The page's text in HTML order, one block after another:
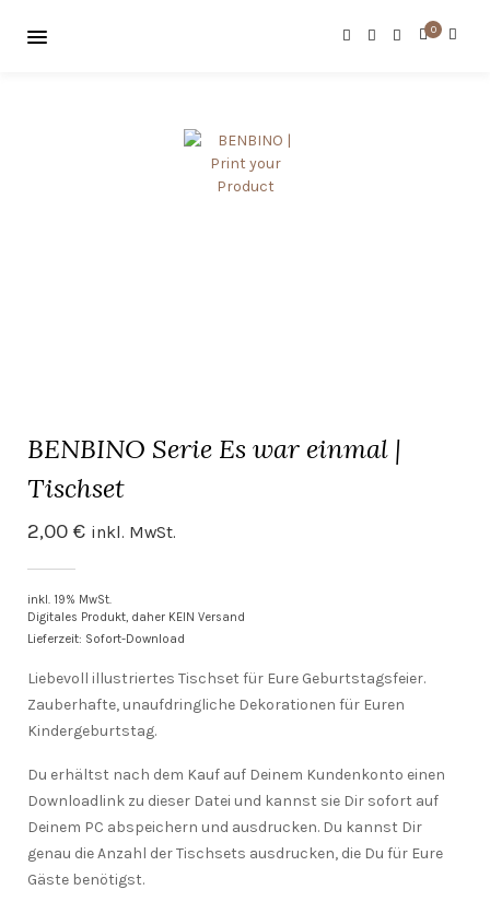
0
BENBINO Serie Es war einmal |
Tischset
2,00 € inkl. MwSt.
inkl. 19% MwSt.
Digitales Produkt, daher KEIN Versand
Lieferzeit: Sofort-Download
Liebevoll illustriertes Tischset für Eure Geburtstagsfeier.
Zauberhafte, unaufdringliche Dekorationen für Euren
Kindergeburtstag.
Du erhältst nach dem Kauf auf Deinem Kundenkonto einen
Downloadlink zu dieser Datei und kannst sie Dir sofort auf
Deinem PC abspeichern und ausdrucken. Du kannst Dir
genau die Anzahl der Tischsets ausdrucken, die Du für Eure
Gäste benötigst.